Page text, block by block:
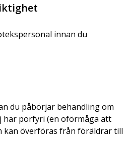
innan du
du påbörjar behandling om
har porfyri (en oförmåga att
kan överföras från föräldrar till